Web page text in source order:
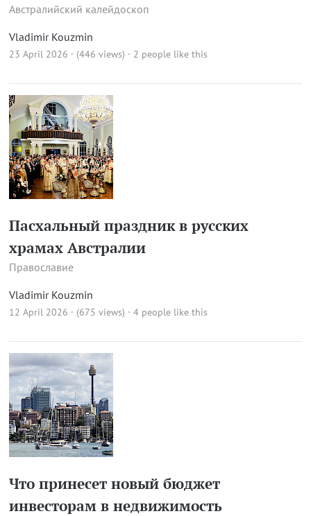
Австралийский калейдоскоп
Vladimir Kouzmin
23 April 2026 · (446 views) · 2 people like this
Пасхальный праздник в русских
храмах Австралии
Православие
Vladimir Kouzmin
12 April 2026 · (675 views) · 4 people like this
Что принесет новый бюджет
инвесторам в недвижимость